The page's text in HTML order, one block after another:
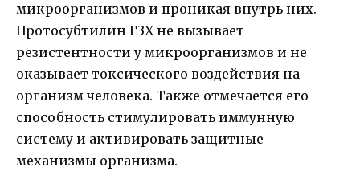
микроорганизмов и проникая внутрь них.
Протосубтилин Г3Х не вызывает
резистентности у микроорганизмов и не
оказывает токсического воздействия на
организм человека. Также отмечается его
способность стимулировать иммунную
систему и активировать защитные
механизмы организма.